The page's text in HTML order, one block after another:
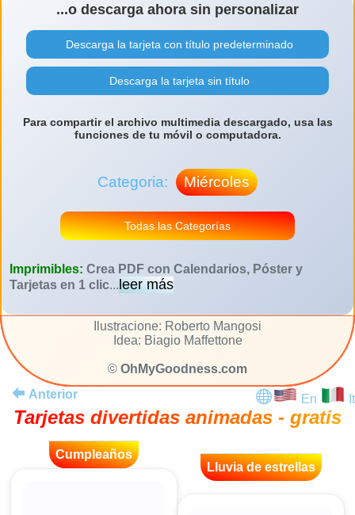
...o descarga ahora sin personalizar
Descarga la tarjeta con título predeterminado
Descarga la tarjeta sin título
Para compartir el archivo multimedia descargado, usa las
funciones de tu móvil o computadora.
Categoria: Miércoles
Todas las Categorías
Imprimibles: Crea PDF con Calendarios, Póster y
Tarjetas en 1 clic...leer más
Ilustracione: Roberto Mangosi
Idea: Biagio Maffettone
© OhMyGoodness.com
Anterior
En It
Tarjetas divertidas animadas - gratis
Cumpleaños
Lluvia de estrellas